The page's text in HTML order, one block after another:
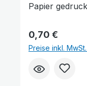
Papier
edle Optik und
Oberfläche. Auf der Vorderseite der
Postkarte
Psalm 135,3:
Regulärer
0,70 €
Preise inkl.